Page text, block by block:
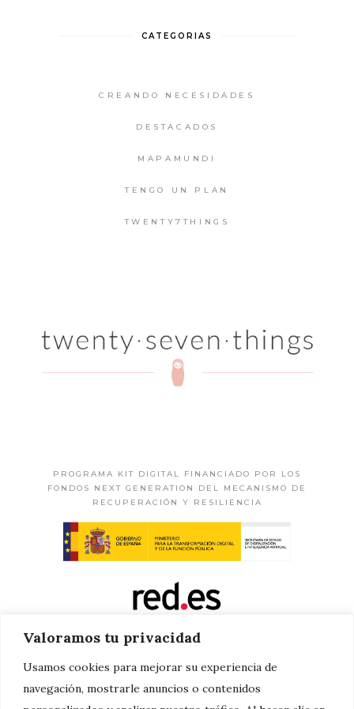
Valoramos tu privacidad
Usamos cookies para mejorar su experiencia de
navegación, mostrarle anuncios o contenidos
CATEGORIAS
CREANDO NECESIDADES
DESTACADOS
MAPAMUNDI
TENGO UN PLAN
TWENTY7THINGS
PROGRAMA KIT DIGITAL FINANCIADO POR LOS
FONDOS NEXT GENERATION DEL MECANISMO DE
RECUPERACIÓN Y RESILIENCIA